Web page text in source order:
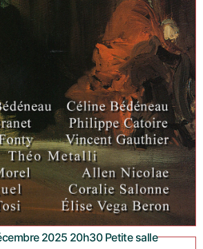
2025 20h30 Petite salle